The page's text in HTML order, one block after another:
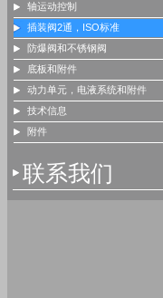
轴运动控制
插装阀2通，ISO标准
防爆阀和不锈钢阀
底板和附件
动力单元，电液系统和附件
技术信息
附件
联系我们